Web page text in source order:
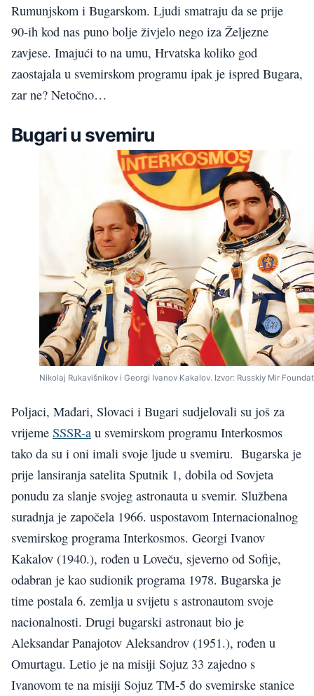
Rumunjskom i Bugarskom. Ljudi smatraju da se prije
90-ih kod nas puno bolje živjelo nego iza Željezne
zavjese. Imajući to na umu, Hrvatska koliko god
zaostajala u svemirskom programu ipak je ispred Bugara,
zar ne? Netočno…
Bugari u svemiru
Nikolaj Rukavišnikov i Georgi Ivanov Kakalov. Izvor: Russkiy Mir
Poljaci, Mađari, Slovaci i Bugari sudjelovali su još za
vrijeme SSSR-a u svemirskom programu Interkosmos
tako da su i oni imali svoje ljude u svemiru. Bugarska je
prije lansiranja satelita Sputnik 1, dobila od Sovjeta
ponudu za slanje svojeg astronauta u svemir. Službena
suradnja je započela 1966. uspostavom Internacionalnog
svemirskog programa Interkosmos. Georgi Ivanov
Kakalov (1940.), rođen u Loveču, sjeverno od Sofije,
odabran je kao sudionik programa 1978. Bugarska je
time postala 6. zemlja u svijetu s astronautom svoje
nacionalnosti. Drugi bugarski astronaut bio je
Aleksandar Panajotov Aleksandrov (1951.), rođen u
Omurtagu. Letio je na misiji Sojuz 33 zajedno s
Ivanovom te na misiji Sojuz TM-5 do svemirske stanice